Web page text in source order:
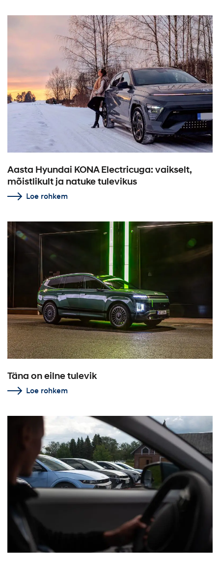
Aasta Hyundai KONA Electricuga: vaikselt,
mõistlikult ja natuke tulevikus
Loe rohkem
Täna on eilne tulevik
Loe rohkem